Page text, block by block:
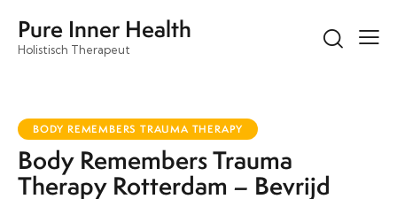
Pure Inner Health
Holistisch Therapeut
BODY REMEMBERS TRAUMA THERAPY
Body Remembers Trauma
Therapy Rotterdam – Bevrijd